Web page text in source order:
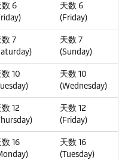
数 6
天数 6
(Friday)
数 7
天数 7
(Sunday)
10
天数 10
(Wednesday)
12
天数 12
(Friday)
16
天数 16
(Tuesday)